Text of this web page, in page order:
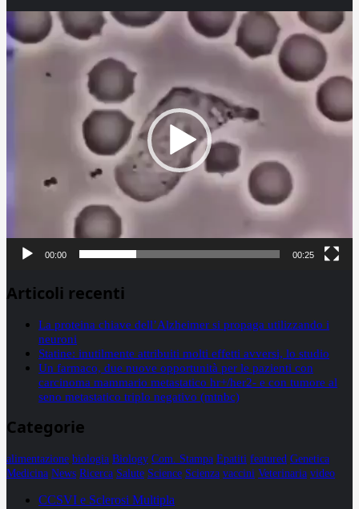
Player
00:00 00:25
Articoli recenti
La proteina chiave dell’Alzheimer si propaga utilizzando i
neuroni
Statine: inutilmente attribuiti molti effetti avversi, lo studio
Un farmaco, due nuove opportunità per le pazienti con
carcinoma mammario metastatico hr+/her2- e con tumore al
seno metastatico triplo negativo (mtnbc)
Categorie
alimentazione biologia Biology Com. Stampa Epatiti featured Genetica
Medicina News Ricerca Salute Science Scienza vaccini Veterinaria video
CCSVI e Sclerosi Multipla